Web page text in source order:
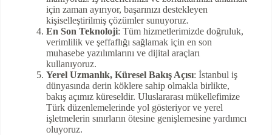
için zaman ayırıyor, başarınızı destekleyen
kişiselleştirilmiş çözümler sunuyoruz.
En Son Teknoloji: Tüm hizmetlerimizde doğruluk,
verimlilik ve şeffaflığı sağlamak için en son
muhasebe yazılımlarını ve dijital araçları
kullanıyoruz.
Yerel Uzmanlık, Küresel Bakış Açısı: İstanbul iş
dünyasında derin köklere sahip olmakla birlikte,
bakış açımız küreseldir. Uluslararası mükellefimize
Türk düzenlemelerinde yol gösteriyor ve yerel
işletmelerin sınırların ötesine genişlemesine yardımcı
oluyoruz.